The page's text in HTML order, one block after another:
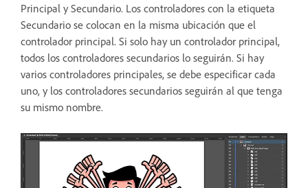
Principal y Secundario. Los controladores con la etiqueta
Secundario se colocan en la misma ubicación que el
controlador principal. Si solo hay un controlador principal,
todos los controladores secundarios lo seguirán. Si hay
varios controladores principales, se debe especificar cada
uno, y los controladores secundarios seguirán al que tenga
su mismo nombre.